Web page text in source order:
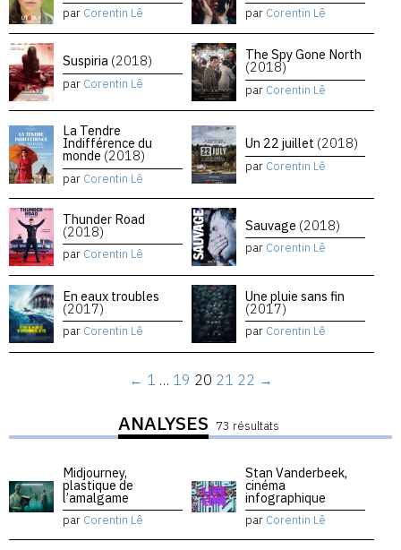
par Corentin Lê par Corentin Lê
Suspiria (2018)
par Corentin Lê
The Spy Gone North
(2018)
par Corentin Lê
La Tendre
Indifférence du
monde (2018)
par Corentin Lê
Un 22 juillet (2018)
par Corentin Lê
Thunder Road
(2018)
par Corentin Lê
Sauvage (2018)
par Corentin Lê
En eaux troubles
(2017)
par Corentin Lê
Une pluie sans fin
(2017)
par Corentin Lê
← 1 … 19 20 21 22 →
ANALYSES 73 résultats
Midjourney,
plastique de
l’amalgame
par Corentin Lê
Stan Vanderbeek,
cinéma
infographique
par Corentin Lê